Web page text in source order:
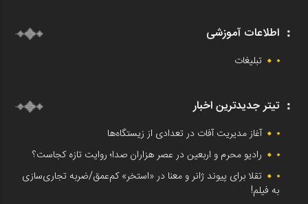
اطلاعات آموزشی
تبلیغات
تیتر جدیدترین اخبار
آغاز مدیریت آفات در تعدادی از زیستگاه‌ها
رادیو محرم و اربعین در عصر هزاران صدا؛ روایت تازه کجاست؟
تقلا برای پیوند ژانر و معنا در «استخر» کم‌عمق/ضربه تجاری‌سازی
به فیلم!